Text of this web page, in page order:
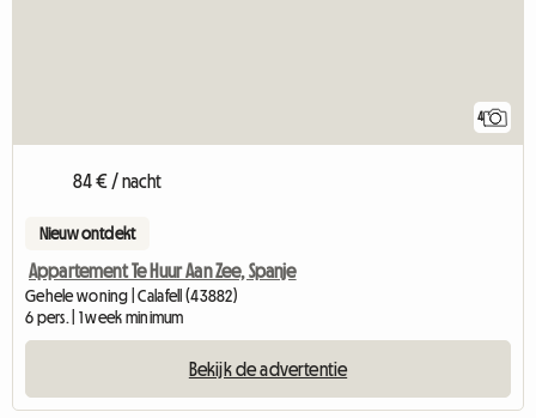
4
84 € / nacht
Nieuw ontdekt
Appartement Te Huur Aan Zee, Spanje
Gehele woning | Calafell (43882)
6 pers. | 1 week minimum
Bekijk de advertentie